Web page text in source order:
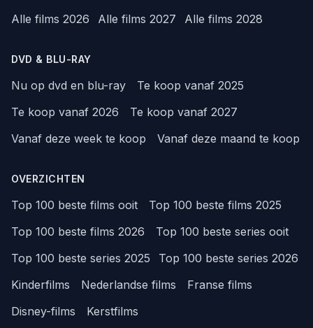
Alle films 2026
Alle films 2027 Alle films 2028
DVD & BLU-RAY
Nu op dvd en blu-ray
Te koop vanaf 2025
Te koop vanaf 2026
Te koop vanaf 2027
Vanaf deze week te koop
Vanaf deze maand te koop
OVERZICHTEN
Top 100 beste films ooit
Top 100 beste films 2025
Top 100 beste films 2026
Top 100 beste series ooit
Top 100 beste series 2025
Top 100 beste series 2026
Kinderfilms
Nederlandse films
Franse films
Disney-films
Kerstfilms